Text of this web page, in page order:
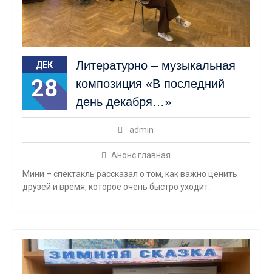
ДЕК
28
Литературно – музыкальная
композиция «В последний
день декабря…»
admin
Анонс главная
Мини – спектакль рассказал о том, как важно ценить
друзей и время, которое очень быстро уходит.